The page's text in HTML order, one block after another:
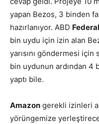
yapan Bezos, 3 binden
hazırlanıyor. ABD
bin uydu için izin alan
yarısını göndermesi için
bin uydunun ardından 4
yaptı bile.
Amazon gerekli izinleri
yörüngemize